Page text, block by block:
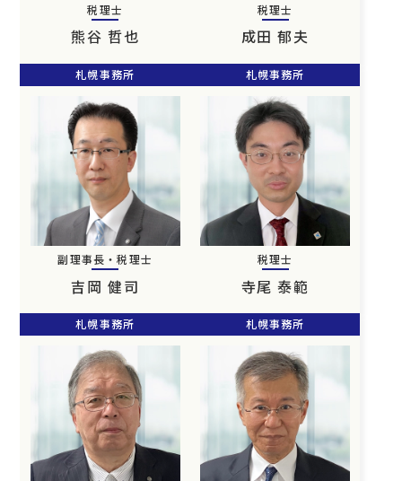
税理士
熊谷 哲也
税理士
成田 郁夫
札幌事務所
副理事長・税理士
吉岡 健司
札幌事務所
税理士
寺尾 泰範
札幌事務所 札幌事務所